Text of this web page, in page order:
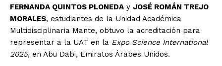
FERNANDA QUINTOS PLONEDA y JOSÉ ROMÁN TREJO
MORALES, estudiantes de la Unidad Académica
Multidisciplinaria Mante, obtuvo la acreditación para
representar a la UAT en la Expo Science International
2025, en Abu Dabi, Emiratos Árabes Unidos.